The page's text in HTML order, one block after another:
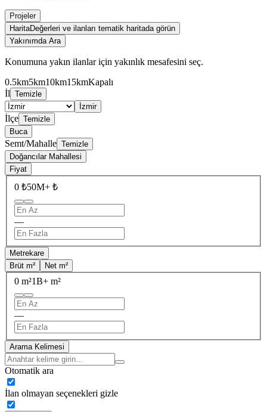
Projeler
HaritaDeğerleri ve ilanları tematik haritada görün
Yakınımda Ara
Konumuna yakın ilanlar için yakınlık mesafesini seç.
0.5km5km10km15kmKapalı
İl Temizle
İzmir
İlçe Temizle
Buca
Semt/Mahalle Temizle
Doğancılar Mahallesi
Fiyat
0 ₺50M+ ₺
—
Metrekare
Brüt m²
Net m²
0 m²1B+ m²
—
Arama Kelimesi
Otomatik ara
İlan olmayan seçenekleri gizle